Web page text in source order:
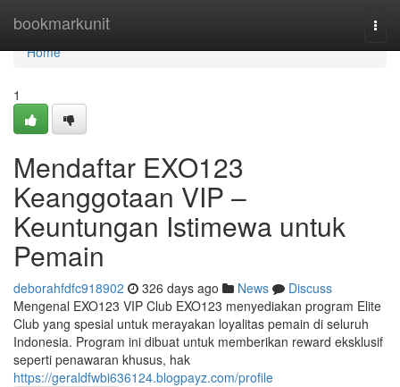
bookmarkunit
Home
Home
1
Mendaftar EXO123
Keanggotaan VIP –
Keuntungan Istimewa untuk
Pemain
deborahfdfc918902 326 days ago News
Discuss
Mengenal EXO123 VIP Club EXO123 menyediakan program Elite
Club yang spesial untuk merayakan loyalitas pemain di seluruh
Indonesia. Program ini dibuat untuk memberikan reward eksklusif
seperti penawaran khusus, hak
https://geraldfwbi636124.blogpayz.com/profile